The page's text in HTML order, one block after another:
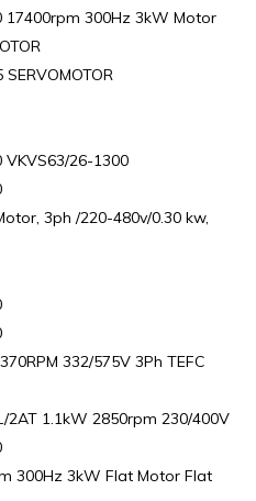
17400rpm 300Hz 3kW Motor
VKVS63/26-1300
3ph /220-480v/0.30 kw,
332/575V 3Ph TEFC
2AT 1.1kW 2850rpm 230/400V
300Hz 3kW Flat Motor Flat